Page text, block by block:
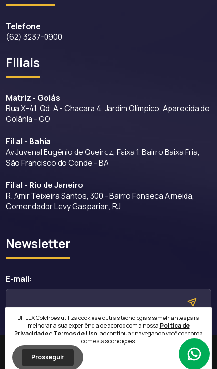
BIFLEX Colchões utiliza cookies e outras tecnologias semelhantes para
melhorar a sua experiência de acordo com a nossa Política de
PrivacidadeeTermos de Uso, ao continuar navegando você concorda
com estas condições.
Prosseguir
Telefone
(62) 3237-0900
Filiais
Matriz - Goiás
Rua X-41, Qd. A - Chácara 4, Jardim Olímpico, Aparecida de
Goiânia - GO
Filial - Bahia
Av Juvenal Eugênio de Queiroz, Faixa 1, Bairro Baixa Fria,
São Francisco do Conde - BA
Filial - Rio de Janeiro
R. Amir Teixeira Santos, 300 - Bairro Fonseca Almeida,
Comendador Levy Gasparian, RJ
Newsletter
E-mail:
Copyright © 2026 BIFLEX Todos os direitos reservados.